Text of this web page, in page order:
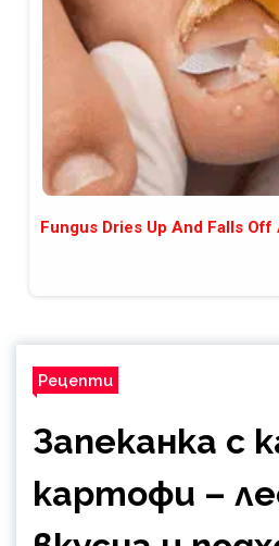
Fungus Dries Up And Falls
Рецепти
Запеканка с
картофи –